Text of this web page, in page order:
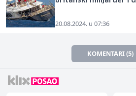
20.08.2024. u 07:36
KOMENTARI (5)